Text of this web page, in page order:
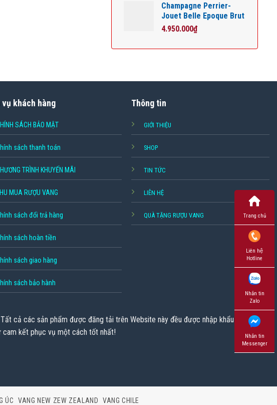
Champagne Perrier-
Jouet Belle Epoque Brut
4.950.000₫
vụ khách hàng
SÁCH BẢO MẬT
sách thanh toán
TRÌNH KHUYẾN MÃI
MUA RƯỢU VANG
sách đổi trả hàng
sách hoàn tiền
sách giao hàng
sách bảo hành
Thông tin
GIỚI THIỆU
SHOP
TIN TỨC
LIÊN HỆ
QUÀ TẶNG RƯỢU VANG
cả các sản phẩm được đăng tải trên Website này đều được nhập khẩu chính
cam kết phục vụ một cách tốt nhất!
ÚC VANG NEW ZEW ZEALAND VANG CHILE
Trang chủ
Liên hệ
Hotline
Nhắn tin
Zalo
Nhắn tin
Messenger